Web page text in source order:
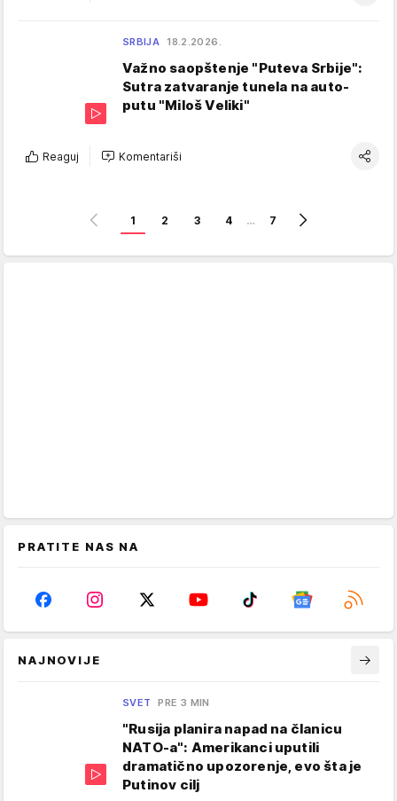
SRBIJA 18.2.2026.
Važno saopštenje "Puteva Srbije":
Sutra zatvaranje tunela na auto-
putu "Miloš Veliki"
Reaguj Komentariši
1 2 3 4 … 7
PRATITE NAS NA
NAJNOVIJE
SVET PRE 3 MIN
"Rusija planira napad na članicu
NATO-a": Amerikanci uputili
dramatično upozorenje, evo šta je
Putinov cilj